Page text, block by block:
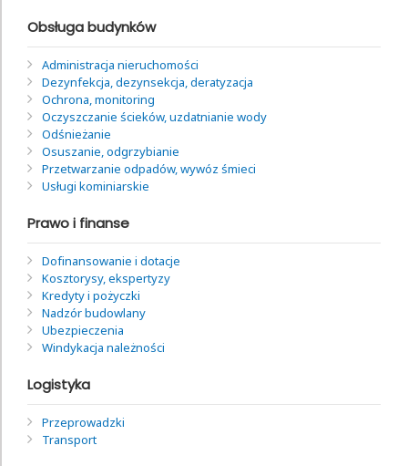
Obsługa budynków
Administracja nieruchomości
Dezynfekcja, dezynsekcja, deratyzacja
Ochrona, monitoring
Oczyszczanie ścieków, uzdatnianie wody
Odśnieżanie
Osuszanie, odgrzybianie
Przetwarzanie odpadów, wywóz śmieci
Usługi kominiarskie
Prawo i finanse
Dofinansowanie i dotacje
Kosztorysy, ekspertyzy
Kredyty i pożyczki
Nadzór budowlany
Ubezpieczenia
Windykacja należności
Logistyka
Przeprowadzki
Transport